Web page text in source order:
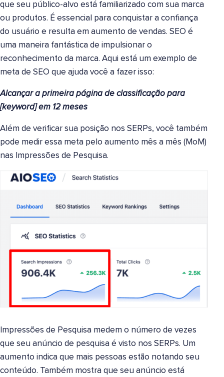
que seu público-alvo está familiarizado com sua marca
ou produtos. É essencial para conquistar a confiança
do usuário e resulta em aumento de vendas. SEO é
uma maneira fantástica de impulsionar o
reconhecimento da marca. Aqui está um exemplo de
meta de SEO que ajuda você a fazer isso:
Alcançar a primeira página de classificação para
[keyword] em 12 meses
Além de verificar sua posição nos SERPs, você também
pode medir essa meta pelo aumento mês a mês (MoM)
nas Impressões de Pesquisa.
Impressões de Pesquisa medem o número de vezes
que seu anúncio de pesquisa é visto nos SERPs. Um
aumento indica que mais pessoas estão notando seu
conteúdo. Também mostra que seu anúncio está